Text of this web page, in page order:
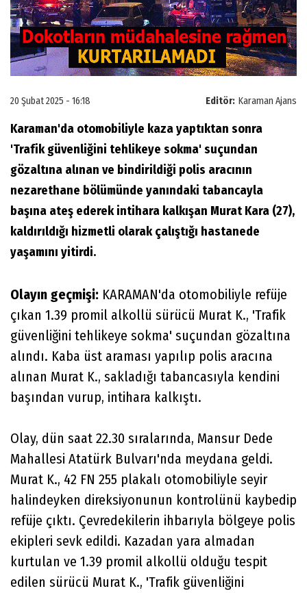
Editör: Karaman Ajans
20 Şubat 2025 - 16:18
Karaman'da otomobiliyle kaza yaptıktan sonra
'Trafik güvenliğini tehlikeye sokma' suçundan
gözaltına alınan ve bindirildiği polis aracının
nezarethane bölümünde yanındaki tabancayla
başına ateş ederek intihara kalkışan Murat Kara (27),
kaldırıldığı hizmetli olarak çalıştığı hastanede
yaşamını yitirdi.
Olayın geçmişi: KARAMAN'da otomobiliyle refüje
çıkan 1.39 promil alkollü sürücü Murat K., 'Trafik
güvenliğini tehlikeye sokma' suçundan gözaltına
alındı. Kaba üst araması yapılıp polis aracına
alınan Murat K., sakladığı tabancasıyla kendini
başından vurup, intihara kalkıştı.
Olay, dün saat 22.30 sıralarında, Mansur Dede
Mahallesi Atatürk Bulvarı'nda meydana geldi.
Murat K., 42 FN 255 plakalı otomobiliyle seyir
halindeyken direksiyonunun kontrolünü kaybedip
refüje çıktı. Çevredekilerin ihbarıyla bölgeye polis
ekipleri sevk edildi. Kazadan yara almadan
kurtulan ve 1.39 promil alkollü olduğu tespit
edilen sürücü Murat K., 'Trafik güvenliğini